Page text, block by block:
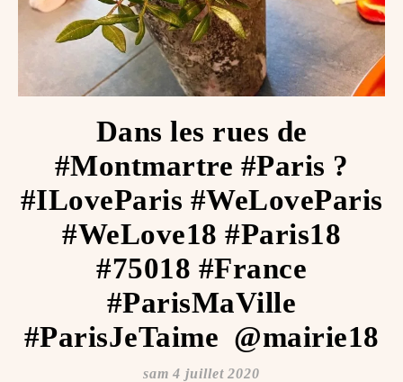
Dans les rues de
#Montmartre #Paris ?
#ILoveParis #WeLoveParis
#WeLove18 #Paris18
#75018 #France
#ParisMaVille
#ParisJeTaime ️ @mairie18
sam 4 juillet 2020